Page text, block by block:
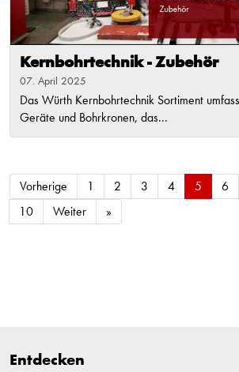
Kernbohrtechnik - Zubehör
07. April 2025
Das Würth Kernbohrtechnik Sortiment
Geräte und Bohrkronen, das...
Vorherige 1 2 3 4 5 6
10
Weiter »
Entdecken